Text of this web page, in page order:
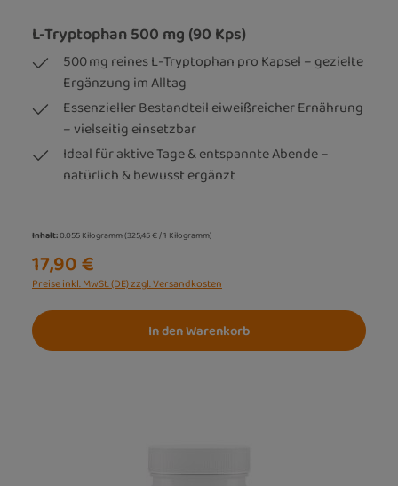
L-Tryptophan 500 mg (90 Kps)
500 mg reines L-Tryptophan pro Kapsel – gezielte
Ergänzung im Alltag
Essenzieller Bestandteil eiweißreicher Ernährung
– vielseitig einsetzbar
Ideal für aktive Tage & entspannte Abende –
natürlich & bewusst ergänzt
Inhalt:0.055 Kilogramm(325,45 € / 1 Kilogramm)
17,90 €
Preise inkl. MwSt. (DE) zzgl. Versandkosten
In den Warenkorb